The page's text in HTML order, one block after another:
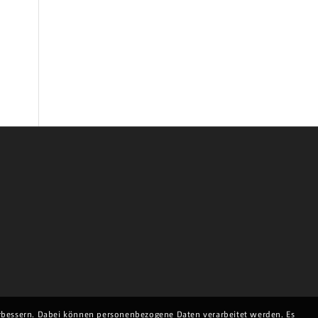
Dabei können personenbezogene Daten verarbeitet werden. Es